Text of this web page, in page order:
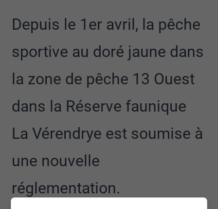
Depuis le 1er avril, la pêche
sportive au doré jaune dans
la zone de pêche 13 Ouest
dans la Réserve faunique
La Vérendrye est soumise à
une nouvelle
réglementation.